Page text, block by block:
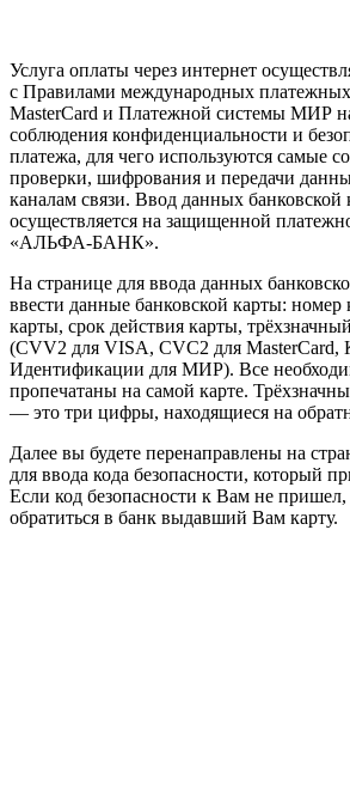
Услуга оплаты через интернет
с Правилами международных платежных
MasterCard и Платежной системы МИР
соблюдения конфиденциальности и
платежа, для чего используются самые
проверки, шифрования и передачи
каналам связи. Ввод данных банковской
осуществляется на защищенной
«АЛЬФА-БАНК».
На странице для ввода данных
ввести данные банковской карты: номер
карты, срок действия карты,
(CVV2 для VISA, CVC2 для MasterCard,
Идентификации для МИР). Все
пропечатаны на самой карте.
— это три цифры, находящиеся на
Далее вы будете перенаправлены на
для ввода кода безопасности, который
Если код безопасности к Вам не пришел,
обратиться в банк выдавший Вам карту.